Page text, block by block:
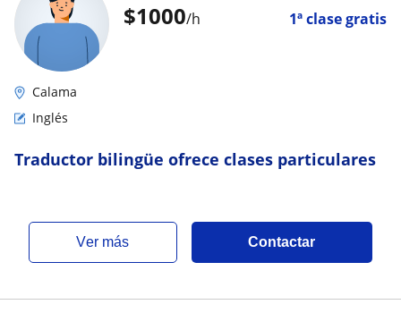
$1000/h 1ª clase gratis
Calama
Inglés
Traductor bilingüe ofrece clases particulares
ver más Contactar